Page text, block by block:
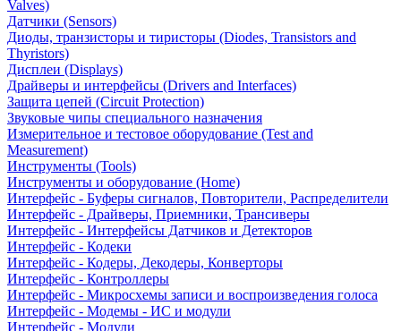
Valves)
Датчики (Sensors)
Диоды, транзисторы и тиристоры (Diodes, Transistors and
Thyristors)
Дисплеи (Displays)
Драйверы и интерфейсы (Drivers and Interfaces)
Защита цепей (Circuit Protection)
Звуковые чипы специального назначения
Измерительное и тестовое оборудование (Test and
Measurement)
Инструменты (Tools)
Инструменты и оборудование (Home)
Интерфейс - Буферы сигналов, Повторители, Распределители
Интерфейс - Драйверы, Приемники, Трансиверы
Интерфейс - Интерфейсы Датчиков и Детекторов
Интерфейс - Кодеки
Интерфейс - Кодеры, Декодеры, Конверторы
Интерфейс - Контроллеры
Интерфейс - Микросхемы записи и воспроизведения голоса
Интерфейс - Модемы - ИС и модули
Интерфейс - Модули